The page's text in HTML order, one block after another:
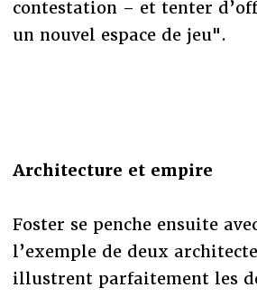
contestation – et tenter
un nouvel espace de jeu".
Architecture et empire
Foster se penche ensuite
l’exemple de deux
illustrent parfaitement les